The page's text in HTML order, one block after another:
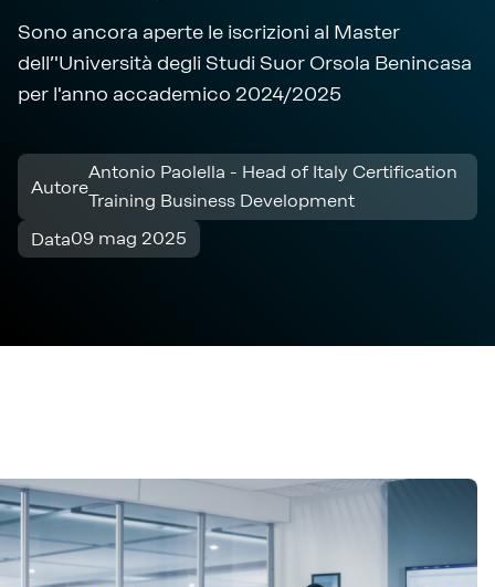
Sono ancora aperte le iscrizioni al Master
dell’'Università degli Studi Suor Orsola Benincasa
per l'anno accademico 2024/2025
Autore
Antonio Paolella - Head of Italy Certification
Training Business Development
Data09 mag 2025